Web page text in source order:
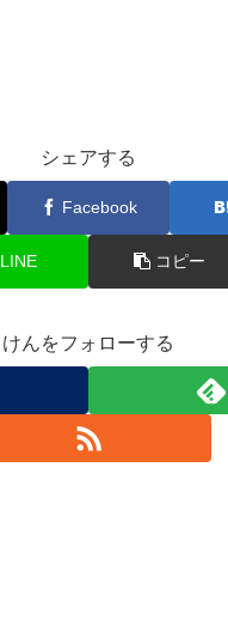
シェアする
Facebook
LINE コピー
けんをフォローする